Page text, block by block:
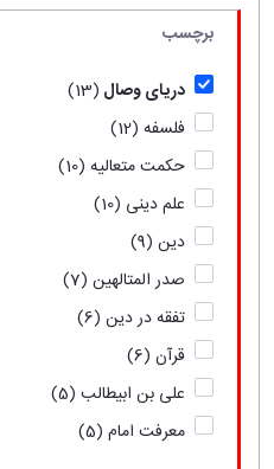
برچسب
دریای وصال (13)
فلسفه (12)
حکمت متعالیه (10)
علم دینی (10)
دین (9)
صدر المتالهین (7)
تفقه در دین (6)
قرآن (6)
علی بن ابیطالب (5)
معرفت امام (5)